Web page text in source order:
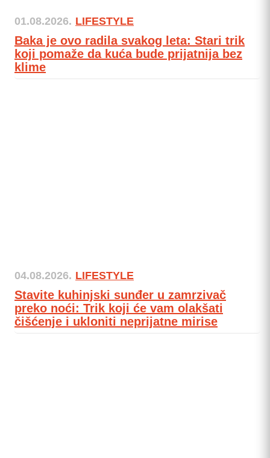
01.08.2026. LIFESTYLE
Baka je ovo radila svakog leta: Stari trik
koji pomaže da kuća bude prijatnija bez
klime
04.08.2026. LIFESTYLE
Stavite kuhinjski sunđer u zamrzivač
preko noći: Trik koji će vam olakšati
čišćenje i ukloniti neprijatne mirise